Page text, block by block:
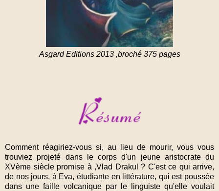
Asgard Editions 2013 ,broché 375 pages
Comment réagiriez-vous si, au lieu de mourir, vous vous
trouviez projeté dans le corps d'un jeune aristocrate du
XVème siècle promise à ,Vlad Drakul ? C'est ce qui arrive,
de nos jours, à Eva, étudiante en littérature, qui est poussée
dans une faille volcanique par le linguiste qu'elle voulait